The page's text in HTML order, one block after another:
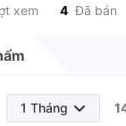
xem 4 Đã bán
1 Tháng